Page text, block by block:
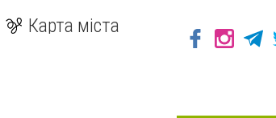
Карта міста